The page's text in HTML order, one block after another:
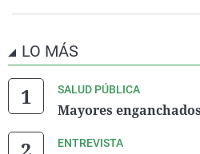
LO MÁS
SALUD PÚBLICA
Mayores
ENTREVISTA